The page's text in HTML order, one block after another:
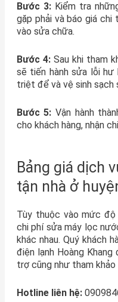
Bước 3:Kiểm tra
gặp phải và báo giá
vào sửa chữa.
Bước 4:Sau khi tham
sẽ tiến hành sửa lỗi hư
triệt để và vệ sinh sạch
Bước 5: Vận hành
cho khách hàng, nhận
Bảng giá dịch
tận nhà ở
Tùy thuộc vào mức
chi phí sửa máy lọc
khác nhau. Quý khách
điện lạnh Hoàng
trợ cũng như tham
Hotline liên hệ: